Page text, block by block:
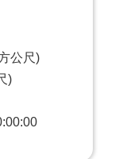
公尺)
)